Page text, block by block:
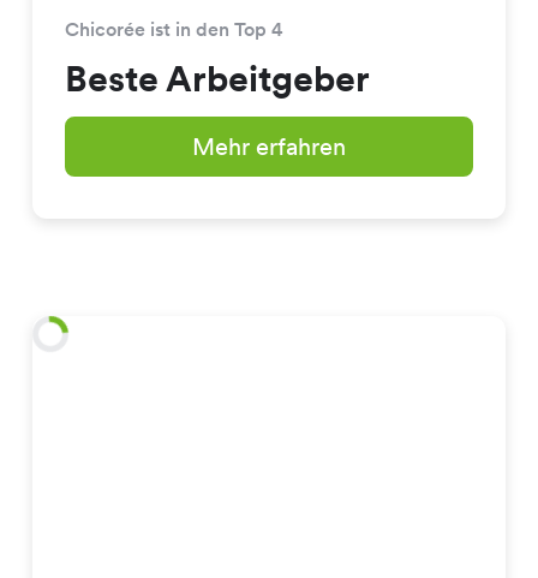
Chicorée ist in den Top 4
Beste Arbeitgeber
Mehr erfahren